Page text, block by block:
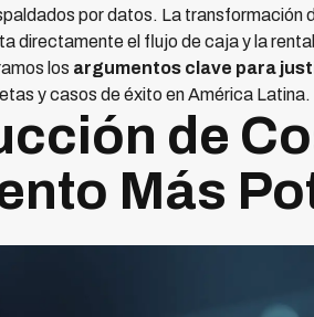
por datos. La transformación
directamente el flujo de caja y la
los argumentos clave para
y casos de éxito en América Latina.
de
Más